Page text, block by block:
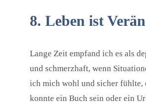
8. Leben ist
Lange Zeit empfand ich es als
und schmerzhaft, wenn
ich mich wohl und sicher fühlte,
konnte ein Buch sein oder ein